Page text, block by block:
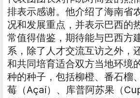
排表示感谢。他介绍了海南省
况和发展重点，并表示巴西的
常值得借鉴，期待能与巴西方
系，除了人才交流互访之外，
和共同培育适合双方当地环境
种的种子，包括柳橙、番石榴
莓（Açaí）、库普阿苏果（